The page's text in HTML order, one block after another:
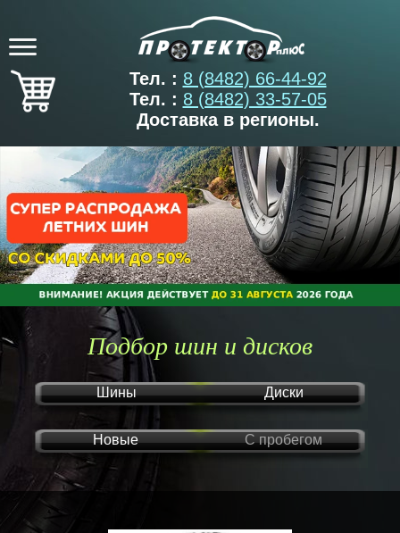
Тел. : 8 (8482) 66-44-92
Тел. : 8 (8482) 33-57-05
Доставка в регионы.
Подбор шин и дисков
Шины Диски
Новые С пробегом